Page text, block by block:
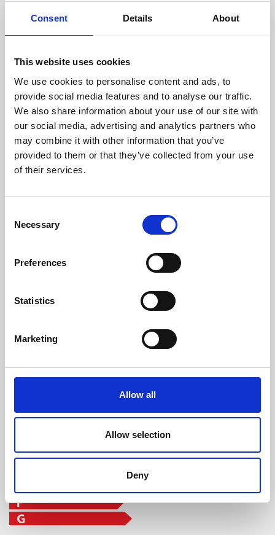
Consent Details About
This website uses cookies
We use cookies to personalise content and ads, to
provide social media features and to analyse our traffic.
We also share information about your use of our site with
our social media, advertising and analytics partners who
may combine it with other information that you’ve
provided to them or that they’ve collected from your use
of their services.
Selection
Necessary
Preferences
Statistics
Marketing
Allow all
Allow selection
Deny
Capacita Serbatoio (Kg)
Temperatura Massima Del Gas (ºC) 149
Temperatura Min. Del Gas (ºC) 59
Peso (kg) 105
Necessaria Depressione Nel Camino (pa)
Potenza
10 kW